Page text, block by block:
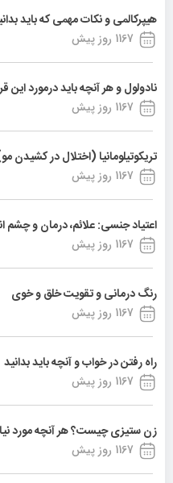
هیپرکالمی و نکات مهمی که باید
1167 روز پیش
نادولول و هر آنچه باید درمورد
1167 روز پیش
تریکوتیلومانیا (اختلال در کشیدن
1167 روز پیش
اعتیاد جنسی: علائم، درمان و چشم
1167 روز پیش
رنگ درمانی و تقویت خلق و خوی
1167 روز پیش
راه رفتن در خواب و آنچه باید بدانید
1167 روز پیش
زن ستیزی چیست؟ هر آنچه مورد
1167 روز پیش